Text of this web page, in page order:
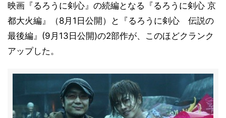
映画『るろうに剣心』の続編となる『るろうに剣心 京
都大火編』（8月1日公開）と『るろうに剣心 伝説の
最後編』(9月13日公開)の2部作が、このほどクランク
アップした。